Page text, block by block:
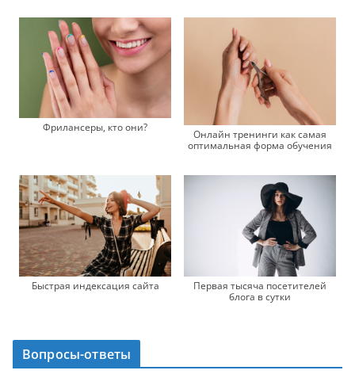
Фрилансеры, кто они?
Онлайн тренинги как самая
оптимальная форма обучения
Быстрая индексация сайта
Первая тысяча посетителей
блога в сутки
Вопросы-ответы